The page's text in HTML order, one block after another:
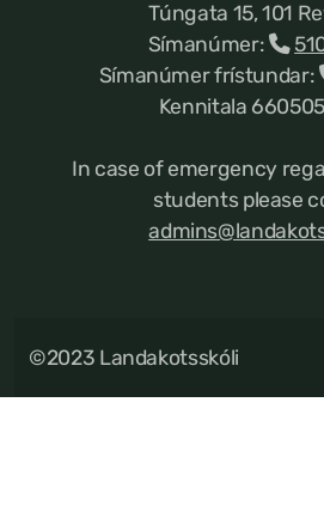
Túngata 15, 101
Símanúmer:
Símanúmer frístundar:
Kennitala
In case of emergency
students please
©2023 Landakotsskóli